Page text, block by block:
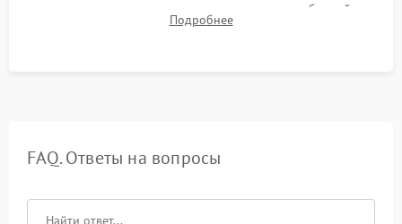
корректности слива, отсутствия излишних вибраций,
посторонних стуков и протечек под корпусом.
Подробнее
FAQ. Ответы на вопросы